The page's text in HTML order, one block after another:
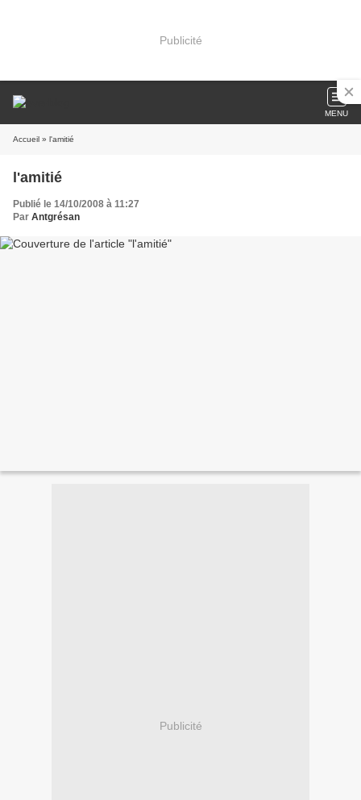
Publicité
MENU
Accueil » l'amitié
l'amitié
Publié le 14/10/2008 à 11:27
Par Antgrésan
Publicité